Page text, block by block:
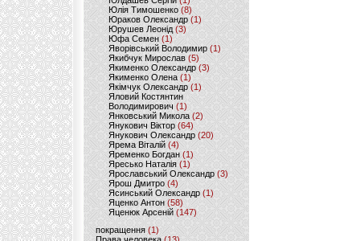
Юлія Тимошенко (8)
Юраков Олександр (1)
Юрушев Леонід (3)
Юфа Семен (1)
Яворівський Володимир (1)
Якибчук Мирослав (5)
Якименко Олександр (3)
Якименко Олена(1)
Якімчук Олександр (1)
Яловий Костянтин
Володимирович (1)
Янковський Микола(2)
Янукович Віктор (64)
Янукович Олександр(20)
Ярема Віталій(4)
Яременко Богдан(1)
Яресько Наталія(1)
Ярославський Олександр (3)
Ярош Дмитро (4)
Ясинський Олександр (1)
Яценко Антон(58)
Яценюк Арсеній (147)
покращення (1)